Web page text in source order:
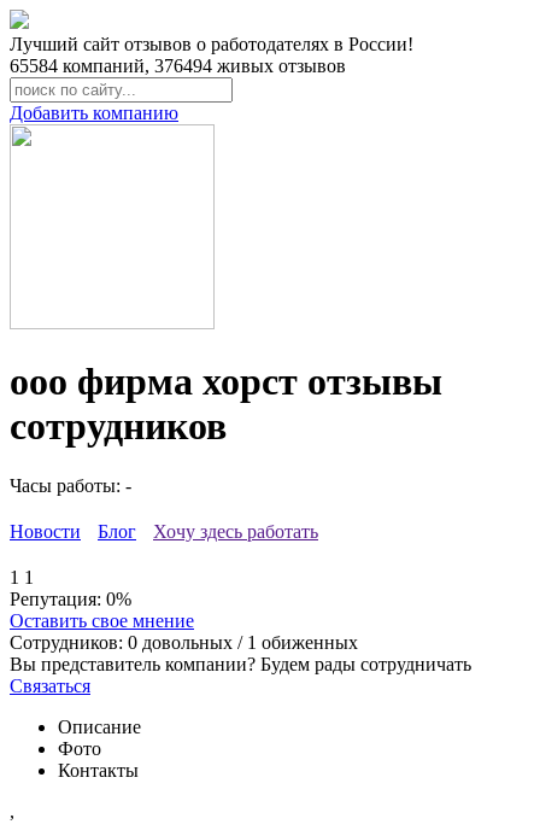
Лучший сайт отзывов о работодателях в России!
65584 компаний, 376494 живых отзывов
Добавить компанию
ооо фирма хорст отзывы
сотрудников
Часы работы: -
Новости Блог Хочу здесь работать
1 1
Репутация: 0%
Оставить свое мнение
Сотрудников: 0 довольных / 1 обиженных
Вы представитель компании? Будем рады сотрудничать
Связаться
Описание
Фото
Контакты
,